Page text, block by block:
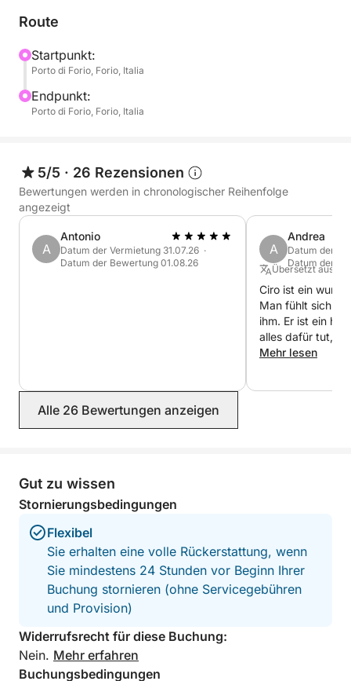
Route
Startpunkt:
Porto di Forio, Forio, Italia
Endpunkt:
Porto di Forio, Forio, Italia
5/5 · 26 Rezensionen
Bewertungen werden in chronologischer Reihenfolge
angezeigt
A
Antonio
Datum der Vermietung 31.07.26 ·
Datum der Bewertung 01.08.26
A
Andrea
Datum der
Datum der
Übersetzt aus
Ciro ist ein
Man fühlt sich
ihm. Er ist ein
alles dafür tut,
mit ihm
Mehr lesen
Alle 26 Bewertungen anzeigen
Gut zu wissen
Stornierungsbedingungen
Flexibel
Sie erhalten eine volle Rückerstattung, wenn
Sie mindestens 24 Stunden vor Beginn Ihrer
Buchung stornieren (ohne Servicegebühren
und Provision)
Widerrufsrecht für diese Buchung:
Nein. Mehr erfahren
Buchungsbedingungen